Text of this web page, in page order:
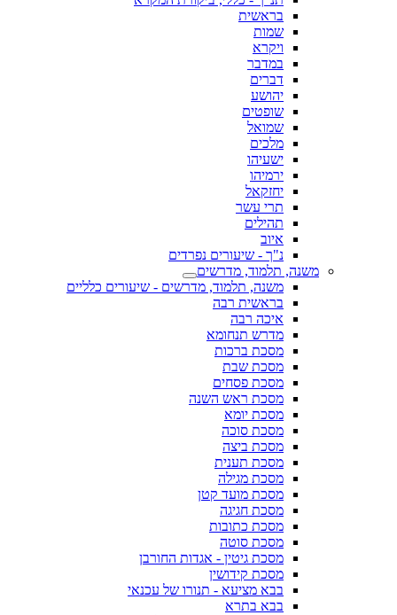
בראשית
שמות
ויקרא
במדבר
דברים
יהושע
שופטים
שמואל
מלכים
ישעיהו
ירמיהו
יחזקאל
תרי עשר
תהילים
איוב
נ"ך - שיעורים נפרדים
משנה, תלמוד, מדרשים
משנה, תלמוד, מדרשים - שיעורים כלליים
בראשית רבה
איכה רבה
מדרש תנחומא
מסכת ברכות
מסכת שבת
מסכת פסחים
מסכת ראש השנה
מסכת יומא
מסכת סוכה
מסכת ביצה
מסכת תענית
מסכת מגילה
מסכת מועד קטן
מסכת חגיגה
מסכת כתובות
מסכת סוטה
מסכת גיטין - אגדות החורבן
מסכת קידושין
בבא מציעא - תנורו של עכנאי
בבא בתרא